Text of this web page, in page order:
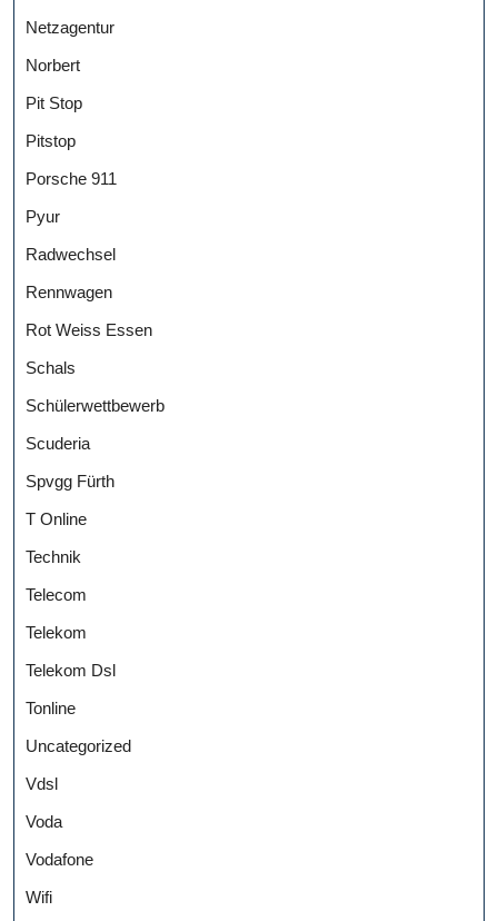
Netzagentur
Norbert
Pit Stop
Pitstop
Porsche 911
Pyur
Radwechsel
Rennwagen
Rot Weiss Essen
Schals
Schülerwettbewerb
Scuderia
Spvgg Fürth
T Online
Technik
Telecom
Telekom
Telekom Dsl
Tonline
Uncategorized
Vdsl
Voda
Vodafone
Wifi